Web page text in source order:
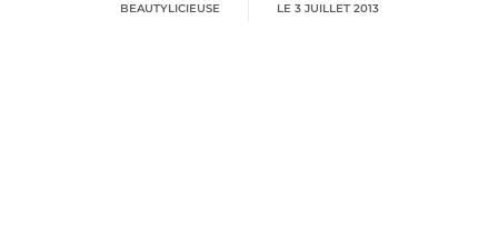
BEAUTYLICIEUSE LE 3 JUILLET 2013